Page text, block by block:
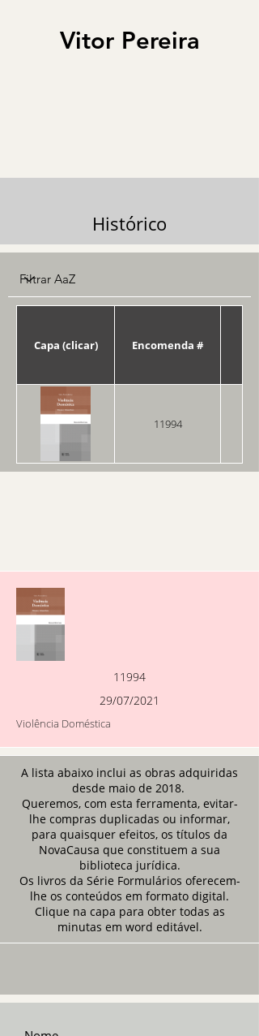
Vitor Pereira
Histórico
Capa (clicar) Encomenda #
11994
11994
29/07/2021
Violência Doméstica
A lista abaixo inclui as obras adquiridas
desde maio de 2018.
Queremos, com esta ferramenta, evitar-
lhe compras duplicadas ou informar,
para quaisquer efeitos, os títulos da
NovaCausa que constituem a sua
biblioteca jurídica.
Os livros da Série Formulários oferecem-
lhe os conteúdos em formato digital.
Clique na capa para obter todas as
minutas em word editável.